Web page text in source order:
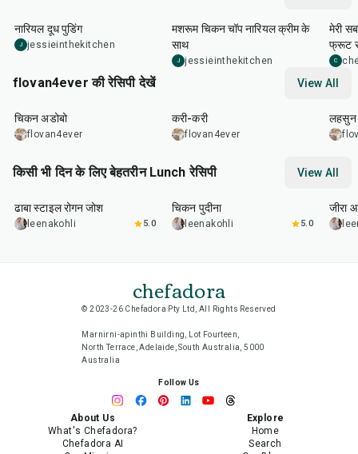
नारियल दूध पुडिंग
J jessieinthekitchen
मशरूम चिकन चॉप नारियल क्रीम के
साथ
J jessieinthekitchen
मेरी
फ्रूट
C
flovan4ever की रेसिपी देखें View All
चिकन अडोबो
flovan4ever
करी-करी
flovan4ever
लहसुन
किसी भी दिन के लिए बेहतरीन Lunch रेसिपी View All
1 min
ढाबा स्टाइल रोगन जोश
leenakohli 5.0
hr 15
चिकन पुदीना
leenakohli 5.0
जीरा
chefadora
© 2023-26 Chefadora Pty Ltd, All Rights Reserved
Marnirni-apinthi Building, Lot Fourteen,
North Terrace, Adelaide, South Australia, 5000
Australia
Follow Us
About Us
What's Chefadora?
Chefadora AI
Explore
Home
Search